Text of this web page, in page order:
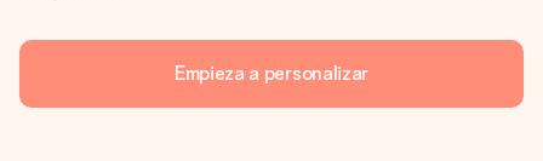
Empieza a personalizar